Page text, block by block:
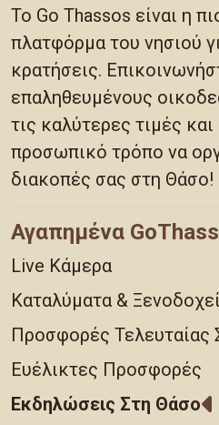
Το Go Thassos είναι η
πλατφόρμα του νησιού
κρατήσεις.
επαληθευμένους
τις καλύτερες τιμές
προσωπικό τρόπο να
διακοπές σας στη Θάσο!
Αγαπημένα
Live Κάμερα
Καταλύματα &
Προσφορές Τελευταίας
Ευέλικτες Προσφορές
Εκδηλώσεις Στη Θάσο